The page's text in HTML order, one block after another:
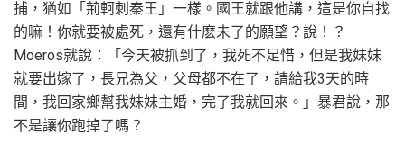
捕，猶如「荊軻刺秦王」一樣。國王就跟他講，這是你自找
的嘛！你就要被處死，還有什麽未了的願望？說！？
Moeros就說：「今天被抓到了，我死不足惜，但是我妹妹
就要出嫁了，長兄為父，父母都不在了，請給我3天的時
間，我回家鄉幫我妹妹主婚，完了我就回來。」暴君說，那
不是讓你跑掉了嗎？